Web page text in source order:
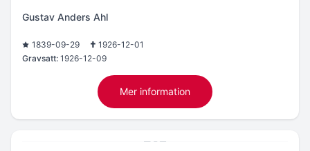
Gustav Anders Ahl
1839-09-29
1926-12-01
Gravsatt: 1926-12-09
Mer information